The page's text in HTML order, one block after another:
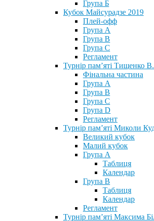
Група Б
Кубок Майсурадзе 2019
Плей-офф
Група А
Група В
Група С
Регламент
Турнір пам’яті Тищенко
Фінальна частина
Група А
Група В
Група С
Група D
Регламент
Турнір пам’яті Миколи
Великий кубок
Малий кубок
Група А
Таблиця
Календар
Група В
Таблиця
Календар
Регламент
Турнір пам’яті Максима